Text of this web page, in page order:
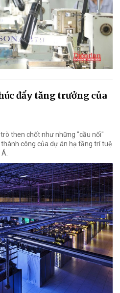
đẩy tăng trưởng của
then chốt như những "cầu nối"
công của dự án hạ tầng trí tuệ